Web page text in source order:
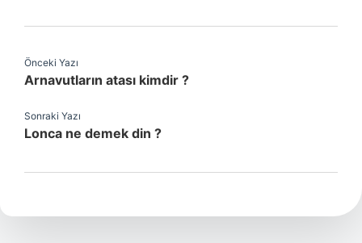
Önceki Yazı
Arnavutların atası kimdir ?
Sonraki Yazı
Lonca ne demek din ?